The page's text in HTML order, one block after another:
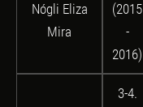
Nógli Eliza
Mira
(2015
-
2016)
3-4.